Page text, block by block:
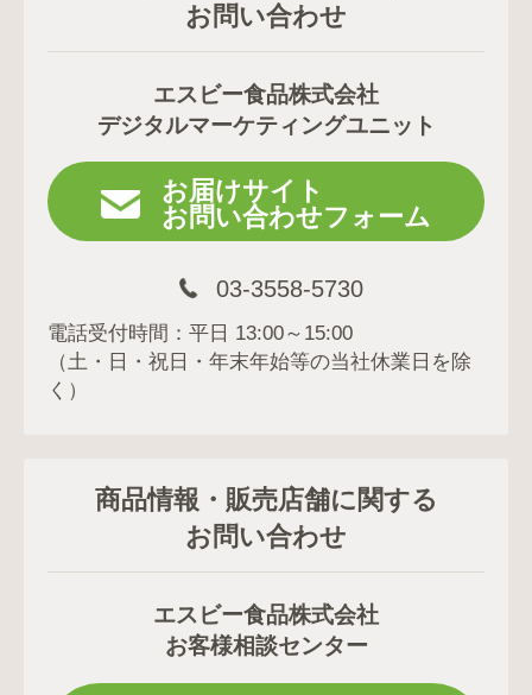
お問い合わせ
エスビー食品株式会社
デジタルマーケティングユニット
お届けサイト
お問い合わせフォーム
03-3558-5730
電話受付時間：平日 13:00～15:00
（土・日・祝日・年末年始等の当社休業日を除
く）
商品情報・販売店舗に関する
お問い合わせ
エスビー食品株式会社
お客様相談センター